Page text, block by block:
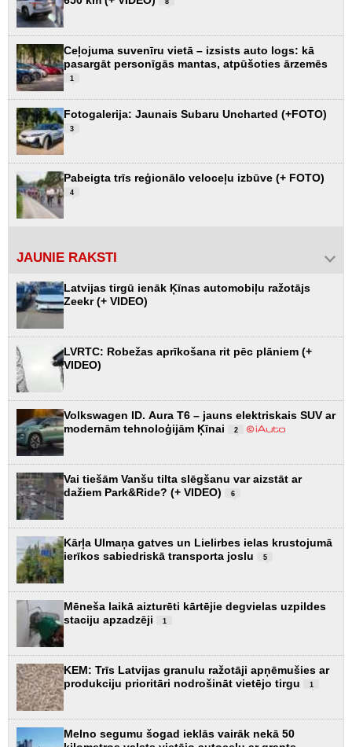
8
Ceļojuma suvenīru vietā – izsists auto logs: kā
pasargāt personīgās mantas, atpūšoties ārzemēs
1
Fotogalerija: Jaunais Subaru Uncharted (+FOTO)
3
Pabeigta trīs reģionālo veloceļu izbūve (+ FOTO)
4
JAUNIE RAKSTI
Latvijas tirgū ienāk Ķīnas automobiļu ražotājs
Zeekr (+ VIDEO)
LVRTC: Robežas aprīkošana rit pēc plāniem (+
VIDEO)
Volkswagen ID. Aura T6 – jauns elektriskais SUV ar
modernām tehnoloģijām Ķīnai
2
Vai tiešām Vanšu tilta slēgšanu var aizstāt ar
dažiem Park&Ride? (+ VIDEO)
6
Kārļa Ulmaņa gatves un Lielirbes ielas krustojumā
ierīkos sabiedriskā transporta joslu
5
Mēneša laikā aizturēti kārtējie degvielas uzpildes
staciju apzadzēji
1
KEM: Trīs Latvijas granulu ražotāji apņēmušies ar
produkciju prioritāri nodrošināt vietējo tirgu
1
Melno segumu šogad ieklās vairāk nekā 50